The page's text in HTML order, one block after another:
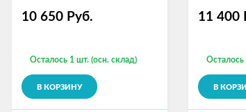
10 650 Руб.
Осталось 1 шт. (осн. склад)
В КОРЗИНУ
11 400
Осталось
В